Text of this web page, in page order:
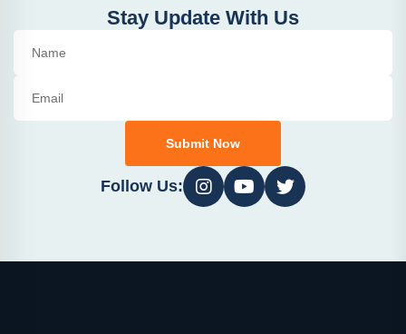
Stay Update With Us
Submit Now
Follow Us: